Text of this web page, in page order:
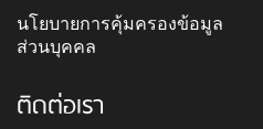
นโยบายการคุ้มครองข้อมูล
ส่วนบุคคล
ติดต่อเรา